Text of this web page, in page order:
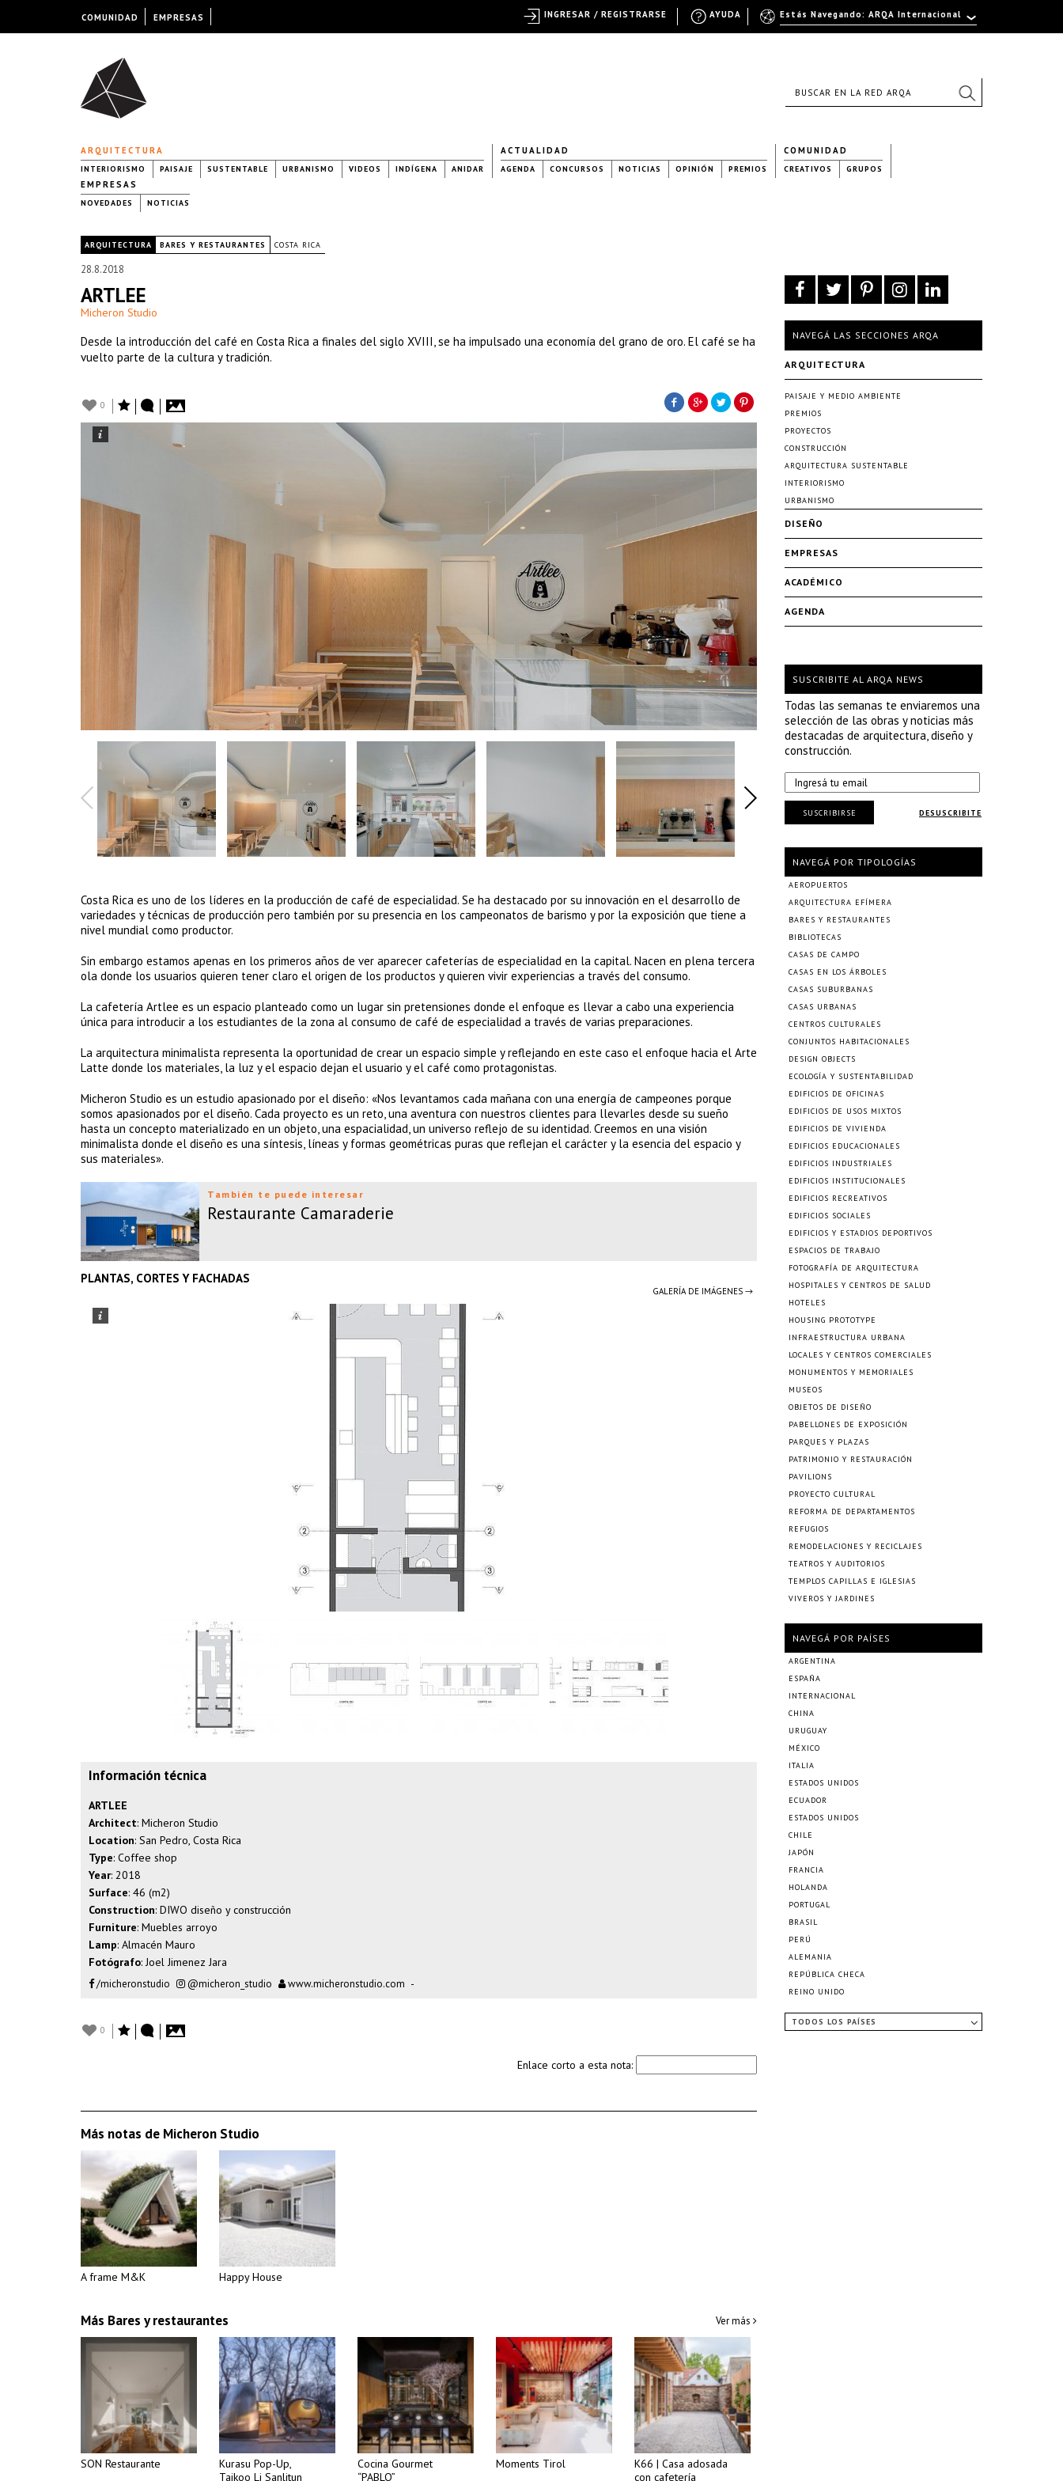
ARQUITECTURA
INTERIORISMO PAISAJE SUSTENTABLE URBANISMO VIDEOS INDÍGENA ANIDAR
ACTUALIDAD
AGENDA CONCURSOS NOTICIAS OPINIÓN PREMIOS
COMUNIDAD
CREATIVOS GRUPOS
EMPRESAS
NOVEDADES NOTICIAS
ARQUITECTURA BARES Y RESTAURANTES COSTA RICA
28.8.2018
ARTLEE
Micheron Studio
Desde la introducción del café en Costa Rica a finales del siglo XVIII, se ha impulsado una economía del grano de oro. El café se ha
vuelto parte de la cultura y tradición.
0
Costa Rica es uno de los líderes en la producción de café de especialidad. Se ha destacado por su innovación en el desarrollo de
variedades y técnicas de producción pero también por su presencia en los campeonatos de barismo y por la exposición que tiene a
nivel mundial como productor.
Sin embargo estamos apenas en los primeros años de ver aparecer cafeterías de especialidad en la capital. Nacen en plena tercera
ola donde los usuarios quieren tener claro el origen de los productos y quieren vivir experiencias a través del consumo.
La cafetería Artlee es un espacio planteado como un lugar sin pretensiones donde el enfoque es llevar a cabo una experiencia
única para introducir a los estudiantes de la zona al consumo de café de especialidad a través de varias preparaciones.
La arquitectura minimalista representa la oportunidad de crear un espacio simple y reflejando en este caso el enfoque hacia el Arte
Latte donde los materiales, la luz y el espacio dejan el usuario y el café como protagonistas.
Micheron Studio es un estudio apasionado por el diseño: «Nos levantamos cada mañana con una energía de campeones porque
somos apasionados por el diseño. Cada proyecto es un reto, una aventura con nuestros clientes para llevarles desde su sueño
hasta un concepto materializado en un objeto, una espacialidad, un universo reflejo de su identidad. Creemos en una visión
minimalista donde el diseño es una síntesis, líneas y formas geométricas puras que reflejan el carácter y la esencia del espacio y
sus materiales».
También te puede interesar
Restaurante Camaraderie
PLANTAS, CORTES Y FACHADAS
GALERÍA DE IMÁGENES →
Información técnica
ARTLEE
Architect: Micheron Studio
Location: San Pedro, Costa Rica
Type: Coffee shop
Year: 2018
Surface: 46 (m2)
Construction: DIWO diseño y construcción
Furniture: Muebles arroyo
Lamp: Almacén Mauro
Fotógrafo:Joel Jimenez Jara
/micheronstudio @micheron_studio www.micheronstudio.com -
0
Enlace corto a esta nota:
Más notas de Micheron Studio
A frame M&K Happy House
Más Bares y restaurantes Ver más
SON Restaurante
Kurasu Pop-Up,
Taikoo Li Sanlitun
Cocina Gourmet
“PABLO”
Moments Tirol
K66 | Casa adosada
con cafetería
NAVEGÁ LAS SECCIONES ARQA
ARQUITECTURA
PAISAJE Y MEDIO AMBIENTE
PREMIOS
PROYECTOS
CONSTRUCCIÓN
ARQUITECTURA SUSTENTABLE
INTERIORISMO
URBANISMO
DISEÑO
EMPRESAS
ACADÉMICO
AGENDA
SUSCRIBITE AL ARQA NEWS
Todas las semanas te enviaremos una
selección de las obras y noticias más
destacadas de arquitectura, diseño y
construcción.
DESUSCRIBITE
SUSCRIBIRSE
NAVEGÁ POR TIPOLOGÍAS
AEROPUERTOS
ARQUITECTURA EFÍMERA
BARES Y RESTAURANTES
BIBLIOTECAS
CASAS DE CAMPO
CASAS EN LOS ÁRBOLES
CASAS SUBURBANAS
CASAS URBANAS
CENTROS CULTURALES
CONJUNTOS HABITACIONALES
DESIGN OBJECTS
ECOLOGÍA Y SUSTENTABILIDAD
EDIFICIOS DE OFICINAS
EDIFICIOS DE USOS MIXTOS
EDIFICIOS DE VIVIENDA
EDIFICIOS EDUCACIONALES
EDIFICIOS INDUSTRIALES
EDIFICIOS INSTITUCIONALES
EDIFICIOS RECREATIVOS
EDIFICIOS SOCIALES
EDIFICIOS Y ESTADIOS DEPORTIVOS
ESPACIOS DE TRABAJO
FOTOGRAFÍA DE ARQUITECTURA
HOSPITALES Y CENTROS DE SALUD
HOTELES
HOUSING PROTOTYPE
INFRAESTRUCTURA URBANA
LOCALES Y CENTROS COMERCIALES
MONUMENTOS Y MEMORIALES
MUSEOS
OBJETOS DE DISEÑO
PABELLONES DE EXPOSICIÓN
PARQUES Y PLAZAS
PATRIMONIO Y RESTAURACIÓN
PAVILIONS
PROYECTO CULTURAL
REFORMA DE DEPARTAMENTOS
REFUGIOS
REMODELACIONES Y RECICLAJES
TEATROS Y AUDITORIOS
TEMPLOS CAPILLAS E IGLESIAS
VIVEROS Y JARDINES
NAVEGÁ POR PAÍSES
ARGENTINA
ESPAÑA
INTERNACIONAL
CHINA
URUGUAY
MÉXICO
ITALIA
ESTADOS UNIDOS
ECUADOR
ESTADOS UNIDOS
CHILE
JAPÓN
FRANCIA
HOLANDA
PORTUGAL
BRASIL
PERÚ
ALEMANIA
REPÚBLICA CHECA
REINO UNIDO
TODOS LOS PAÍSES
COMUNIDAD EMPRESAS Estás Navegando: ARQA Internacional
AYUDA
INGRESAR / REGISTRARSE